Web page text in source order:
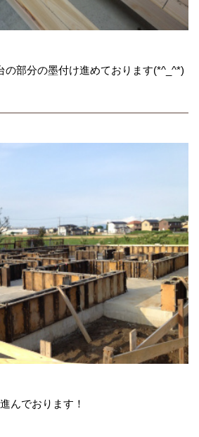
の部分の墨付け進めております(*^_^*)
んでおります！